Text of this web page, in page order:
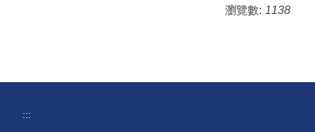
瀏覽數: 1138
:::